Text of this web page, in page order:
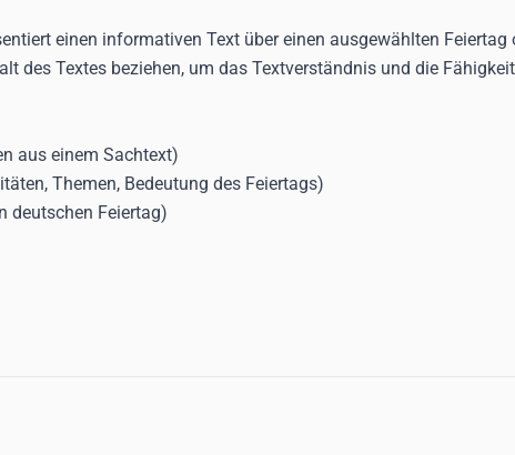
einen informativen Text über einen ausgewählten
des Textes beziehen, um das Textverständnis und die
aus einem Sachtext)
Themen, Bedeutung des Feiertags)
deutschen Feiertag)